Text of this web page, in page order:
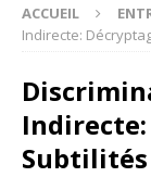
ACCUEIL
Indirecte:
Subtilités